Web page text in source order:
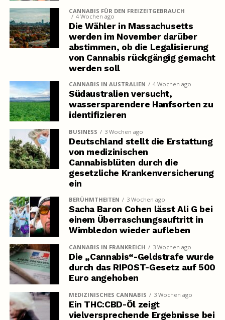
CANNABIS FÜR DEN FREIZEITGEBRAUCH
4 Wochen ago
Die Wähler in Massachusetts
werden im November darüber
abstimmen, ob die Legalisierung
von Cannabis rückgängig gemacht
werden soll
CANNABIS IN AUSTRALIEN 4 Wochen ago
Südaustralien versucht,
wassersparendere Hanfsorten zu
identifizieren
BUSINESS 3 Wochen ago
Deutschland stellt die Erstattung
von medizinischen
Cannabisblüten durch die
gesetzliche Krankenversicherung
ein
BERÜHMTHEITEN 3 Wochen ago
Sacha Baron Cohen lässt Ali G bei
einem Überraschungsauftritt in
Wimbledon wieder aufleben
CANNABIS IN FRANKREICH 3 Wochen ago
Die „Cannabis“-Geldstrafe wurde
durch das RIPOST-Gesetz auf 500
Euro angehoben
MEDIZINISCHES CANNABIS 3 Wochen ago
Ein THC:CBD-Öl zeigt
vielversprechende Ergebnisse bei